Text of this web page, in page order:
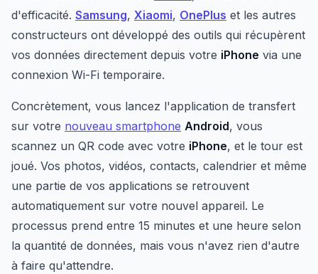
d'efficacité. Samsung, Xiaomi, OnePlus et les autres
constructeurs ont développé des outils qui récupèrent
vos données directement depuis votre iPhone via une
connexion Wi-Fi temporaire.
Concrètement, vous lancez l'application de transfert
sur votre nouveau smartphone Android, vous
scannez un QR code avec votre iPhone, et le tour est
joué. Vos photos, vidéos, contacts, calendrier et même
une partie de vos applications se retrouvent
automatiquement sur votre nouvel appareil. Le
processus prend entre 15 minutes et une heure selon
la quantité de données, mais vous n'avez rien d'autre
à faire qu'attendre.